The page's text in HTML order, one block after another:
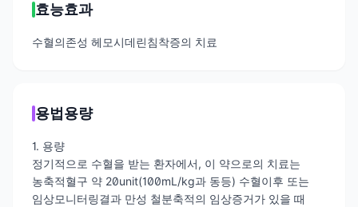
효능효과
수혈의존성 헤모시데린침착증의 치료
용법용량
1. 용량
정기적으로 수혈을 받는 환자에서, 이 약으로의 치료는
농축적혈구 약 20unit(100mL/kg과 동등) 수혈이후 또는
임상모니터링결과 만성 철분축적의 임상증거가 있을 때